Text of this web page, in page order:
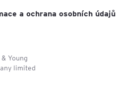
a ochrana osobních údajů
Young
limited